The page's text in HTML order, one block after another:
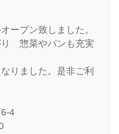
ープン致しました。
り 惣菜やパンも充実
りました。是非ご利
4